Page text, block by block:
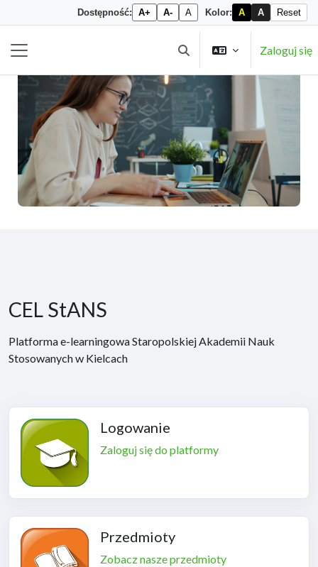
Dostępność: A+ A- A Kolor: A A Reset
Przełącznik wyszukiwarki
Zaloguj się
CEL StANS
Platforma e-learningowa Staropolskiej Akademii Nauk
Stosowanych w Kielcach
Logowanie
Zaloguj się do platformy
Przedmioty
Zobacz nasze przedmioty